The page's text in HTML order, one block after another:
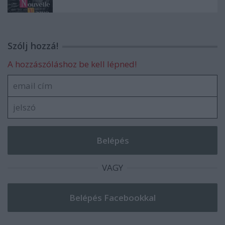
Szólj hozzá!
A hozzászóláshoz be kell lépned!
VAGY